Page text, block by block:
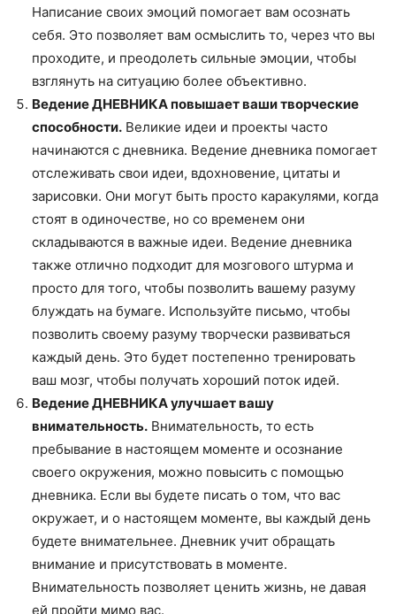
Написание своих эмоций помогает вам осознать
себя. Это позволяет вам осмыслить то, через что вы
проходите, и преодолеть сильные эмоции, чтобы
взглянуть на ситуацию более объективно.
Ведение ДНЕВНИКА повышает ваши творческие
способности. Великие идеи и проекты часто
начинаются с дневника. Ведение дневника помогает
отслеживать свои идеи, вдохновение, цитаты и
зарисовки. Они могут быть просто каракулями, когда
стоят в одиночестве, но со временем они
складываются в важные идеи. Ведение дневника
также отлично подходит для мозгового штурма и
просто для того, чтобы позволить вашему разуму
блуждать на бумаге. Используйте письмо, чтобы
позволить своему разуму творчески развиваться
каждый день. Это будет постепенно тренировать
ваш мозг, чтобы получать хороший поток идей.
Ведение ДНЕВНИКАулучшает вашу
внимательность. Внимательность, то есть
пребывание в настоящем моменте и осознание
своего окружения, можно повысить с помощью
дневника. Если вы будете писать о том, что вас
окружает, и о настоящем моменте, вы каждый день
будете внимательнее. Дневник учит обращать
внимание и присутствовать в моменте.
Внимательность позволяет ценить жизнь, не давая
ей пройти мимо вас.